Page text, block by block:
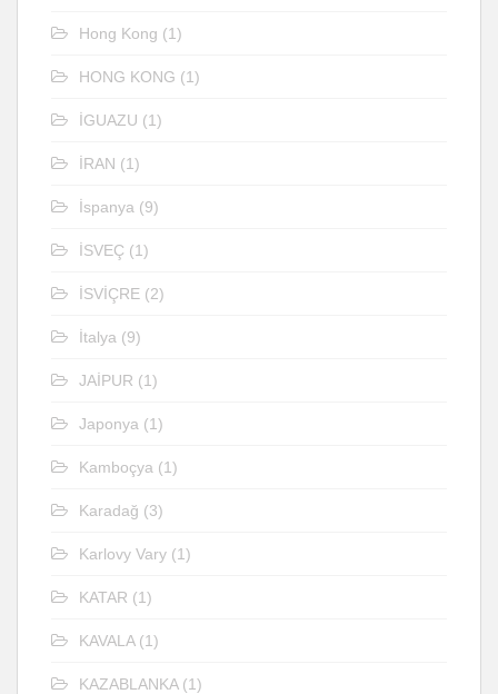
Hong Kong (1)
HONG KONG (1)
İGUAZU (1)
İRAN (1)
İspanya (9)
İSVEÇ (1)
İSVİÇRE (2)
İtalya (9)
JAİPUR (1)
Japonya (1)
Kamboçya (1)
Karadağ (3)
Karlovy Vary (1)
KATAR (1)
KAVALA(1)
KAZABLANKA(1)